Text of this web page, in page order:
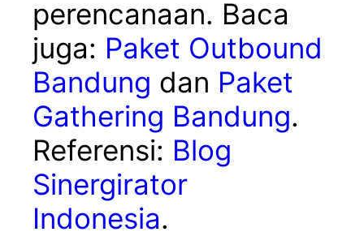
perencanaan. Baca
juga: Paket Outbound
Bandung dan Paket
Gathering Bandung.
Referensi: Blog
Sinergirator
Indonesia.